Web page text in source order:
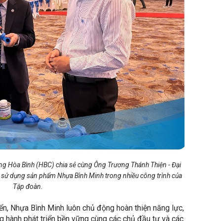
Hòa Bình (HBC) chia sẻ cùng Ông Trương Thánh Thiện - Đại
dụng sản phẩm Nhựa Bình Minh trong nhiều công trình của
Tập đoàn.
Nhựa Bình Minh luôn chủ động hoàn thiện năng lực,
phát triển bền vững cùng các chủ đầu tư và các